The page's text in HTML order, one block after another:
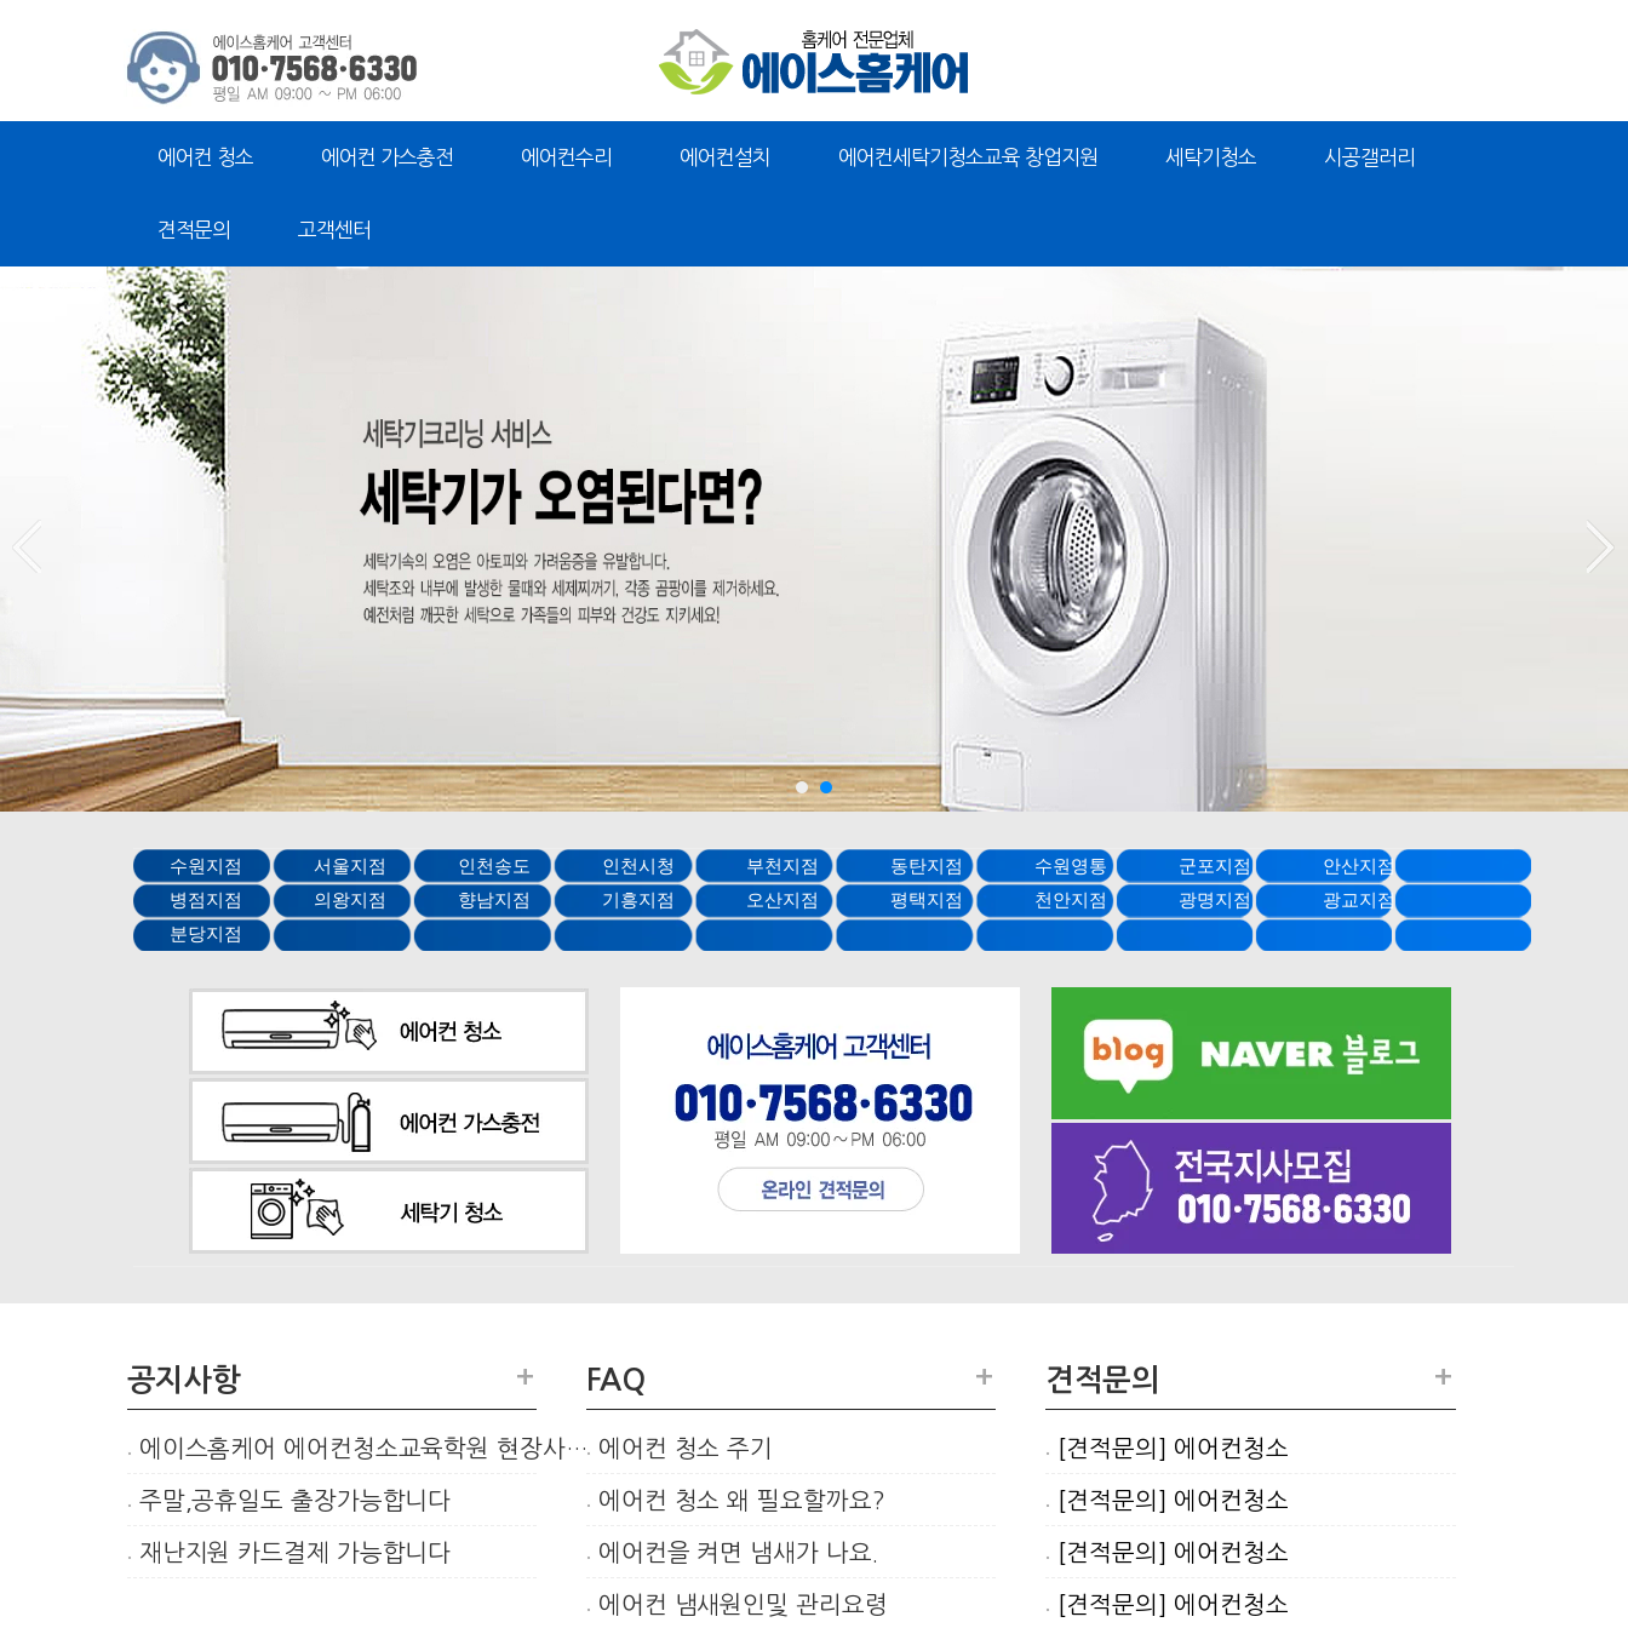
에어컨 청소 에어컨 가스충전 에어컨수리 에어컨설치 에어컨세탁기청소교육 창업지원 세탁기청소 시공갤러리
견적문의 고객센터
수원지점 서울지점 인천송도 인천시청 부천지점 동탄지점 수원영통 군포지점 안산지점
병점지점 의왕지점 향남지점 기흥지점 오산지점 평택지점 천안지점 광명지점 광교지점
분당지점
공지사항
에이스홈케어 에어컨청소교육학원 현장사…
주말,공휴일도 출장가능합니다
재난지원 카드결제 가능합니다
+ FAQ
에어컨 청소 주기
에어컨 청소 왜 필요할까요?
에어컨을 켜면 냄새가 나요.
에어컨 냄새원인및 관리요령
+ 견적문의
[견적문의] 에어컨청소
[견적문의] 에어컨청소
[견적문의] 에어컨청소
[견적문의] 에어컨청소
+